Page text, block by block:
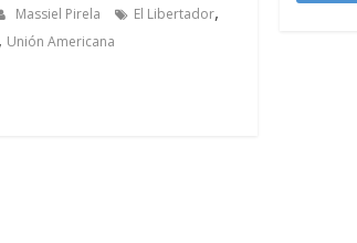
Massiel Pirela El Libertador,
, Unión Americana